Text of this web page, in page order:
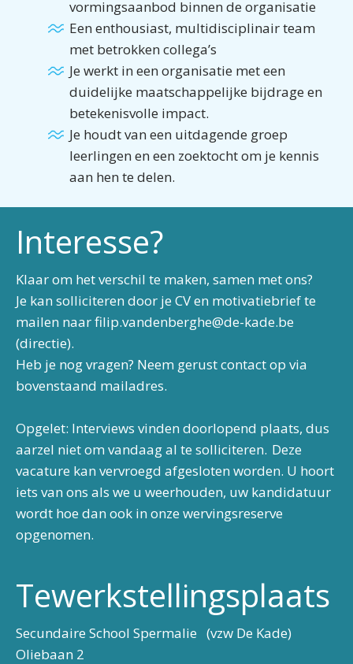
vormingsaanbod binnen de organisatie
Een enthousiast, multidisciplinair team
met betrokken collega’s
Je werkt in een organisatie met een
duidelijke maatschappelijke bijdrage en
betekenisvolle impact.
Je houdt van een uitdagende groep
leerlingen en een zoektocht om je kennis
aan hen te delen.
Interesse?
Klaar om het verschil te maken, samen met ons?
Je kan solliciteren door je CV en motivatiebrief te
mailen naar filip.vandenberghe@de-kade.be
(directie).
Heb je nog vragen? Neem gerust contact op via
bovenstaand mailadres.
Opgelet: Interviews vinden doorlopend plaats, dus
aarzel niet om vandaag al te solliciteren. Deze
vacature kan vervroegd afgesloten worden. U hoort
iets van ons als we u weerhouden, uw kandidatuur
wordt hoe dan ook in onze wervingsreserve
opgenomen.
Tewerkstellingsplaats
Secundaire School Spermalie (vzw De Kade)
Oliebaan 2